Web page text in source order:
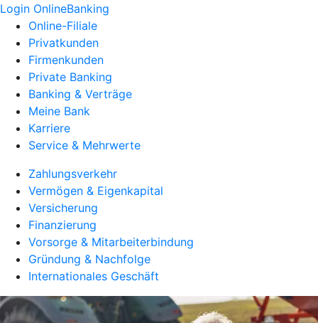
Login OnlineBanking
Online-Filiale
Privatkunden
Firmenkunden
Private Banking
Banking & Verträge
Meine Bank
Karriere
Service & Mehrwerte
Zahlungsverkehr
Vermögen & Eigenkapital
Versicherung
Finanzierung
Vorsorge & Mitarbeiterbindung
Gründung & Nachfolge
Internationales Geschäft